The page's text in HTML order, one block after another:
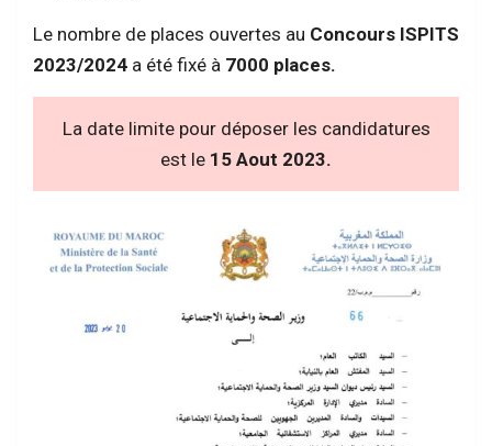
Le nombre de places ouvertes au Concours ISPITS
2023/2024 a été fixé à 7000 places.
La date limite pour déposer les candidatures
est le 15 Aout 2023.